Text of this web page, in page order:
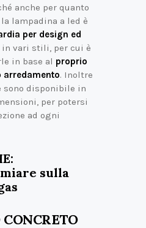
anche per quanto
lampadina a led è
per design ed
in vari stili, per cui è
in base al proprio
arredamento. Inoltre
sono disponibile in
per potersi
ad ogni
sulla